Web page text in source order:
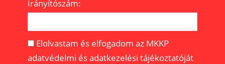
Irányítószám:
Elolvastam és elfogadom az MKKP
adatvédelmi és adatkezelési tájékoztatóját